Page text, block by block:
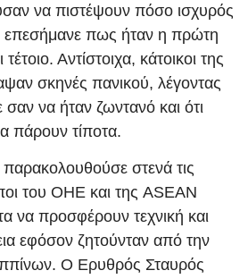
να πιστέψουν πόσο ισχυρός
επεσήμανε πως ήταν η πρώτη
Αντίστοιχα, κάτοικοι της
σκηνές πανικού, λέγοντας
σαν να ήταν ζωντανό και ότι
πάρουν τίποτα.
παρακολουθούσε στενά τις
του ΟΗΕ και της ASEAN
να προσφέρουν τεχνική και
εφόσον ζητούνταν από την
Ο Ερυθρός Σταυρός